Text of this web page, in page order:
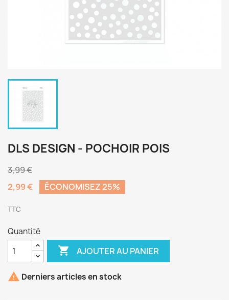
DLS DESIGN - POCHOIR POIS
3,99 €
2,99 €
ÉCONOMISEZ 25%
TTC
Quantité
 AJOUTER AU PANIER
 Derniers articles en stock